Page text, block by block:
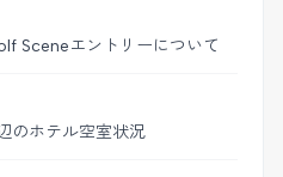
Sceneエントリーについて
のホテル空室状況